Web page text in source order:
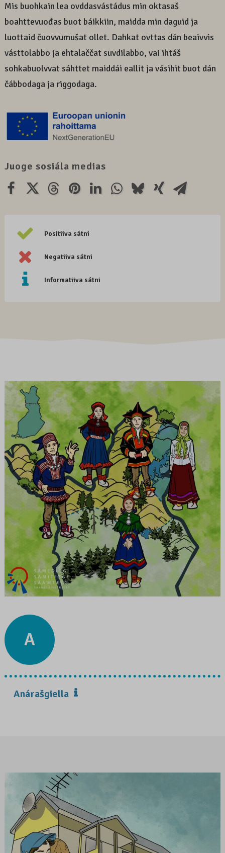
Mis buohkain lea ovddasvástádus min oktasaš
boahttevuođas buot báikkiin, maidda min daguid ja
luottaid čuovvumušat ollet. Dahkat ovttas dán beaivvis
vásttolabbo ja ehtalaččat suvdilabbo, vai ihtáš
sohkabuolvvat sáhttet maiddái eallit ja vásihit buot dán
čábbodaga ja riggodaga.
Juoge sosiála medias
Positiiva sátni
Negatiiva sátni
Informatiiva sátni
A
Anárašgiella